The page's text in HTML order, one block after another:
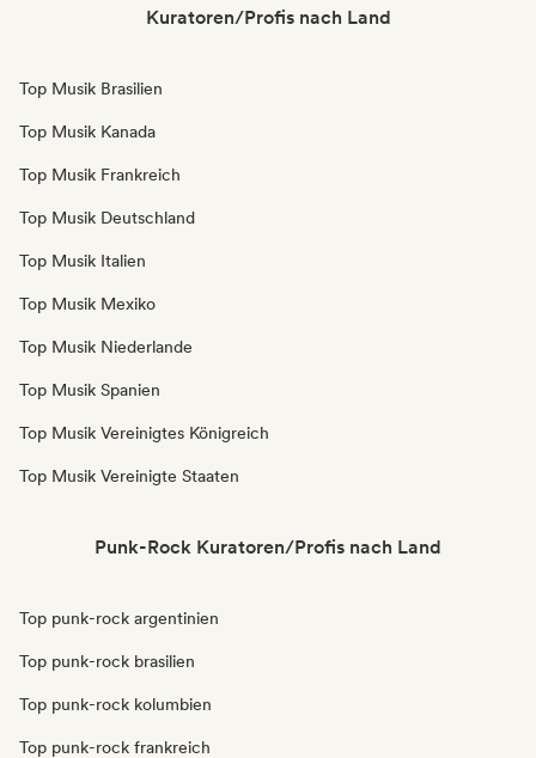
Kuratoren/Profis nach Land
Top Musik Brasilien
Top Musik Kanada
Top Musik Frankreich
Top Musik Deutschland
Top Musik Italien
Top Musik Mexiko
Top Musik Niederlande
Top Musik Spanien
Top Musik Vereinigtes Königreich
Top Musik Vereinigte Staaten
Punk-Rock Kuratoren/Profis nach Land
Top punk-rock argentinien
Top punk-rock brasilien
Top punk-rock kolumbien
Top punk-rock frankreich